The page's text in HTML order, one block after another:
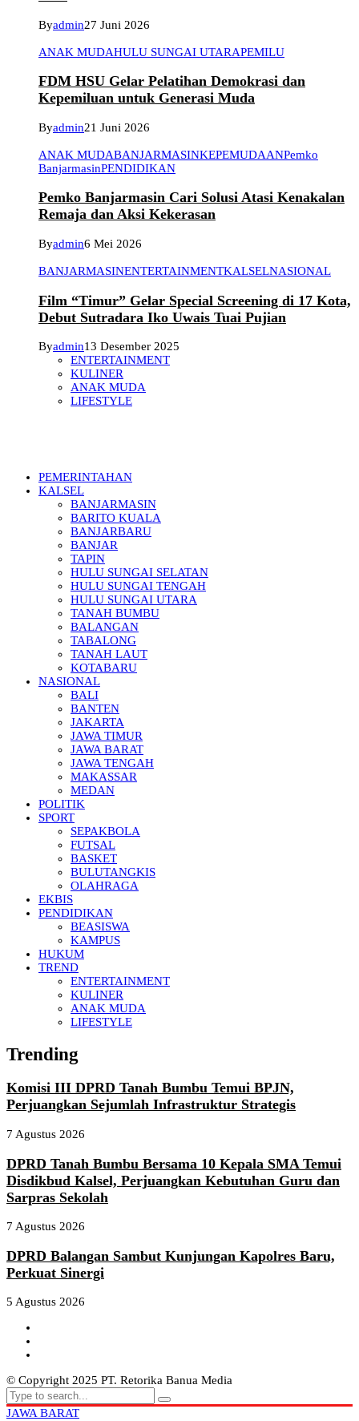
Byadmin27 Juni 2026
ANAK MUDAHULU SUNGAI UTARAPEMILU
FDM HSU Gelar Pelatihan Demokrasi dan
Kepemiluan untuk Generasi Muda
Byadmin21 Juni 2026
ANAK MUDABANJARMASINKEPEMUDAANPemko
BanjarmasinPENDIDIKAN
Pemko Banjarmasin Cari Solusi Atasi Kenakalan
Remaja dan Aksi Kekerasan
Byadmin6 Mei 2026
BANJARMASINENTERTAINMENTKALSELNASIONAL
Film “Timur” Gelar Special Screening di 17 Kota,
Debut Sutradara Iko Uwais Tuai Pujian
Byadmin13 Desember 2025
ENTERTAINMENT
KULINER
ANAK MUDA
LIFESTYLE
PEMERINTAHAN
KALSEL
BANJARMASIN
BARITO KUALA
BANJARBARU
BANJAR
TAPIN
HULU SUNGAI SELATAN
HULU SUNGAI TENGAH
HULU SUNGAI UTARA
TANAH BUMBU
BALANGAN
TABALONG
TANAH LAUT
KOTABARU
NASIONAL
BALI
BANTEN
JAKARTA
JAWA TIMUR
JAWA BARAT
JAWA TENGAH
MAKASSAR
MEDAN
POLITIK
SPORT
SEPAKBOLA
FUTSAL
BASKET
BULUTANGKIS
OLAHRAGA
EKBIS
PENDIDIKAN
BEASISWA
KAMPUS
HUKUM
TREND
ENTERTAINMENT
KULINER
ANAK MUDA
LIFESTYLE
Trending
Komisi III DPRD Tanah Bumbu Temui BPJN,
Perjuangkan Sejumlah Infrastruktur Strategis
7 Agustus 2026
DPRD Tanah Bumbu Bersama 10 Kepala SMA Temui
Disdikbud Kalsel, Perjuangkan Kebutuhan Guru dan
Sarpras Sekolah
7 Agustus 2026
DPRD Balangan Sambut Kunjungan Kapolres Baru,
Perkuat Sinergi
5 Agustus 2026
© Copyright 2025 PT. Retorika Banua Media
JAWA BARAT